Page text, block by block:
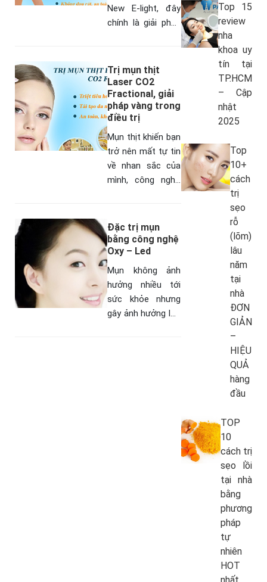
New E-light, đây
chính là giải pháp
lông tận gốc, an
toàn, kích thích tái
tạo collage…
Trị mụn thịt
Laser CO2
Fractional, giải
pháp vàng trong
điều trị
Mụn thịt khiến bạn
trở nên mất tự tin
về nhan sắc của
mình, công nghệ
một giải pháp
vàng với các bước
sóng…
Đặc trị mụn
bằng công nghệ
Oxy – Led
Mụn không ảnh
hưởng nhiều tới
sức khỏe nhưng
gây ảnh hưởng lớn
Top 15
review
nha
khoa uy
tín tại
TP.HCM
– Cập
nhật
2025
Top
10+
cách
trị
sẹo
rỗ
(lõm)
lâu
năm
tại
nhà
ĐƠN
GIẢN
–
HIỆU
QUẢ
hàng
đầu
TOP
10
cách trị
sẹo lồi
tại nhà
bằng
phương
pháp
tự
nhiên
HOT